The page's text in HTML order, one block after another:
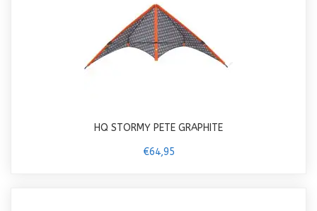
HQ STORMY PETE GRAPHITE
€64,95